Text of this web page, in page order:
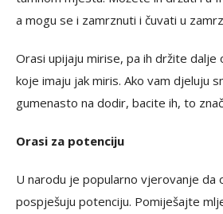
a mogu se i zamrznuti i čuvati u
Orasi upijaju mirise, pa ih držite dalje
koje imaju jak miris. Ako vam djeluju
gumenasto na dodir, bacite ih, to
Orasi za potenciju
U narodu je popularno vjerovanje da
pospješuju potenciju. Pomiješajte